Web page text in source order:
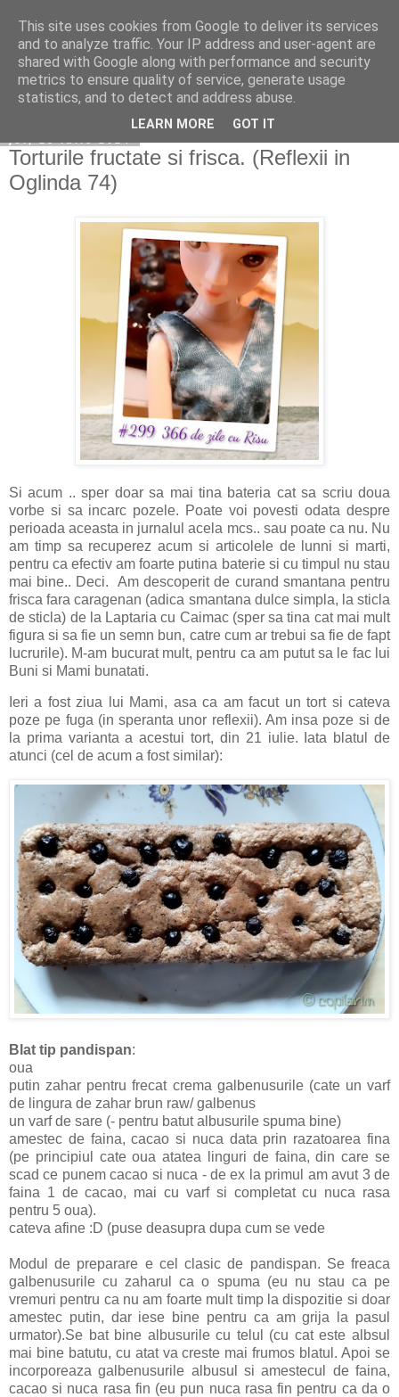
Copilarim
Torturile fructate si frisca. (Reflexii in
Oglinda 74)
Si acum .. sper doar sa mai tina bateria cat sa scriu doua
vorbe si sa incarc pozele. Poate voi povesti odata despre
perioada aceasta in jurnalul acela mcs.. sau poate ca nu. Nu
am timp sa recuperez acum si articolele de lunni si marti,
pentru ca efectiv am foarte putina baterie si cu timpul nu stau
mai bine.. Deci. Am descoperit de curand smantana pentru
frisca fara caragenan (adica smantana dulce simpla, la sticla
de sticla) de la Laptaria cu Caimac (sper sa tina cat mai mult
figura si sa fie un semn bun, catre cum ar trebui sa fie de fapt
lucrurile). M-am bucurat mult, pentru ca am putut sa le fac lui
Buni si Mami bunatati.
Ieri a fost ziua lui Mami, asa ca am facut un tort si cateva
poze pe fuga (in speranta unor reflexii). Am insa poze si de
la prima varianta a acestui tort, din 21 iulie. Iata blatul de
atunci (cel de acum a fost similar):
Blat tip pandispan:
oua
putin zahar pentru frecat crema galbenusurile (cate un varf
de lingura de zahar brun raw/ galbenus
un varf de sare (- pentru batut albusurile spuma bine)
amestec de faina, cacao si nuca data prin razatoarea fina
(pe principiul cate oua atatea linguri de faina, din care se
scad ce punem cacao si nuca - de ex la primul am avut 3 de
faina 1 de cacao, mai cu varf si completat cu nuca rasa
pentru 5 oua).
cateva afine :D (puse deasupra dupa cum se vede
Modul de preparare e cel clasic de pandispan. Se freaca
galbenusurile cu zaharul ca o spuma (eu nu stau ca pe
vremuri pentru ca nu am foarte mult timp la dispozitie si doar
amestec putin, dar iese bine pentru ca am grija la pasul
urmator).Se bat bine albusurile cu telul (cu cat este albsul
mai bine batutu, cu atat va creste mai frumos blatul. Apoi se
incorporeaza galbenusurile albusul si amestecul de faina,
cacao si nuca rasa fin (eu pun nuca rasa fin pentru ca da o
This site uses cookies from Google to deliver its services
and to analyze traffic. Your IP address and user-agent are
shared with Google along with performance and security
metrics to ensure quality of service, generate usage
statistics, and to detect and address abuse.
LEARN MORE GOT IT